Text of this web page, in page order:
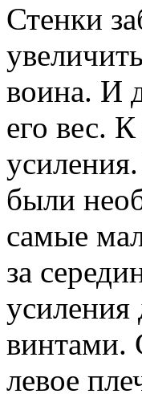
Стенки
воина. И
его вес.
были
самые
за
усиления
винтами.
левое